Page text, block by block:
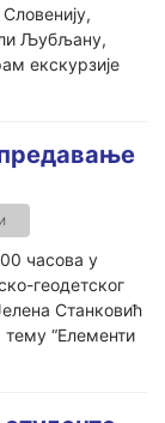
Љубљану,
екскурзије
часова у
геодетског
Станковић
“Елементи